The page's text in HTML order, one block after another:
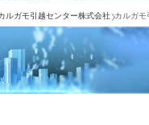
ルガモ引越センター株式会社 カルガモ